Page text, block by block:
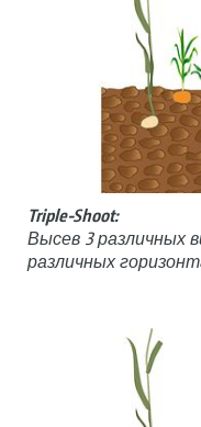
Triple-Shoot:
Высев 3 различных
различных